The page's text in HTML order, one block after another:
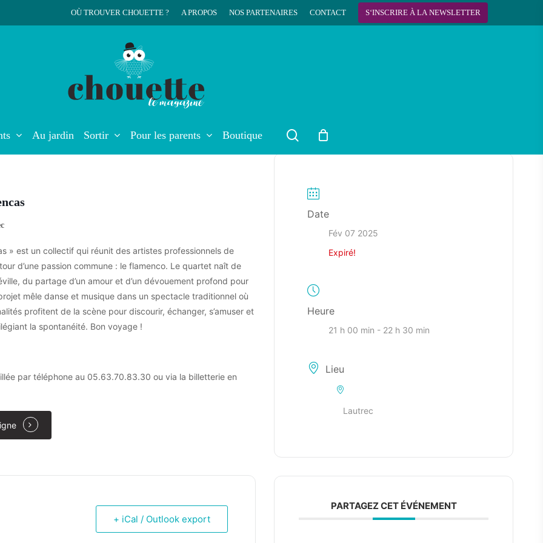
OÙ TROUVER CHOUETTE ? A PROPOS NOS PARTENAIRES CONTACT S‘INSCRIRE À LA NEWSLETTER
Au jardin Sortir Pour les parents Boutique search
» est un collectif qui réunit des artistes professionnels de
d’une passion commune : le flamenco. Le quartet naît de
du partage d’un amour et d’un dévouement profond pour
mêle danse et musique dans un spectacle traditionnel où
profitent de la scène pour discourir, échanger, s’amuser et
la spontanéité. Bon voyage !
par téléphone au 05.63.70.83.30 ou via la billetterie en
+ iCal / Outlook export
Date
Fév 07 2025
Expiré!
Heure
21 h 00 min - 22 h 30 min
Lieu
Lautrec
PARTAGEZ CET ÉVÉNEMENT